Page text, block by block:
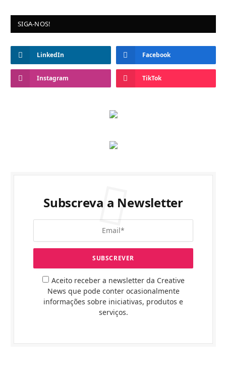
SIGA-NOS!
LinkedIn Facebook
Instagram TikTok
Subscreva a Newsletter
Aceito receber a newsletter da Creative
News que pode conter ocasionalmente
informações sobre iniciativas, produtos e
serviços.